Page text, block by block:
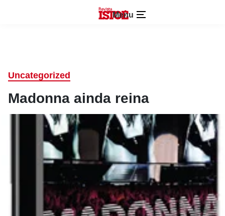
Menu
Uncategorized
Madonna ainda reina